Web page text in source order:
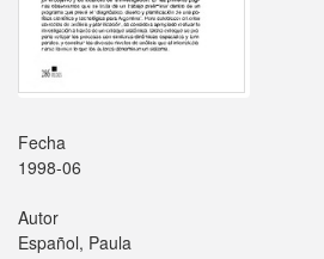
Fecha
1998-06
Autor
Español, Paula